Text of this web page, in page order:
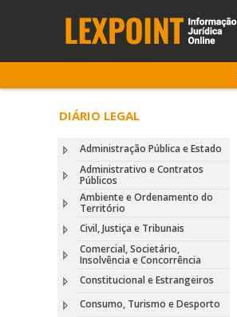
DIÁRIO LEGAL
Administração Pública e Estado
Administrativo e Contratos
Públicos
Ambiente e Ordenamento do
Território
Civil, Justiça e Tribunais
Comercial, Societário,
Insolvência e Concorrência
Constitucional e Estrangeiros
Consumo, Turismo e Desporto